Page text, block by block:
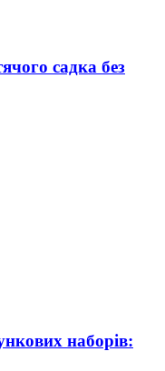
садка без
наборів: